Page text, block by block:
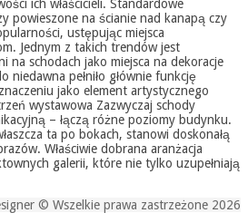
ich właścicieli. Standardowe
powieszone na ścianie nad kanapą czy
ustępując miejsca
Jednym z takich trendów jest
na schodach jako miejsca na dekoracje
niedawna pełniło głównie funkcję
jako element artystycznego
wystawowa Zazwyczaj schody
– łączą różne poziomy budynku.
ta po bokach, stanowi doskonałą
Właściwie dobrana aranżacja
galerii, które nie tylko uzupełniają
© Wszelkie prawa zastrzeżone 2026